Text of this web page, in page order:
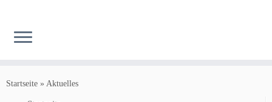
Inhalt
Startseite » Aktuelles